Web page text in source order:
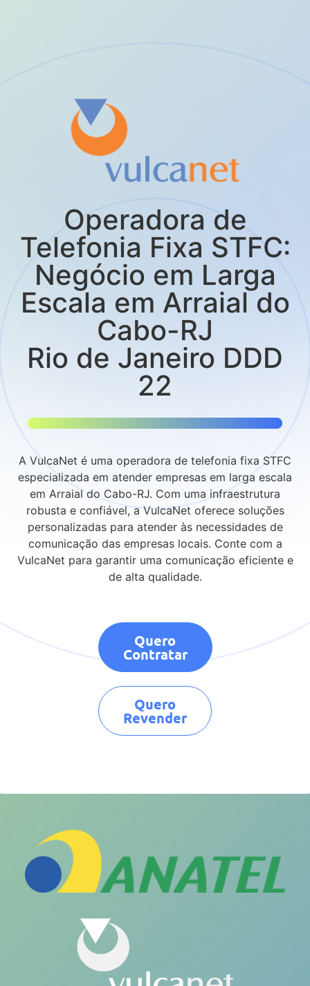
Operadora de
Telefonia Fixa STFC:
Negócio em Larga
Escala em Arraial do
Cabo-RJ
Rio de Janeiro DDD
22
A VulcaNet é uma operadora de telefonia fixa STFC
especializada em atender empresas em larga escala
em Arraial do Cabo-RJ. Com uma infraestrutura
robusta e confiável, a VulcaNet oferece soluções
personalizadas para atender às necessidades de
comunicação das empresas locais. Conte com a
VulcaNet para garantir uma comunicação eficiente e
de alta qualidade.
Quero
Contratar
Quero
Revender